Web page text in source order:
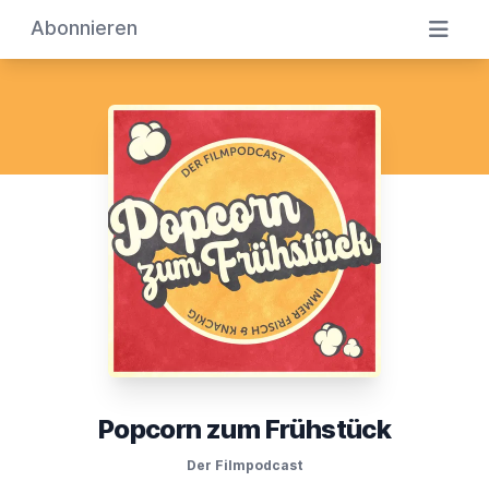
Abonnieren
Popcorn zum Frühstück
Der Filmpodcast